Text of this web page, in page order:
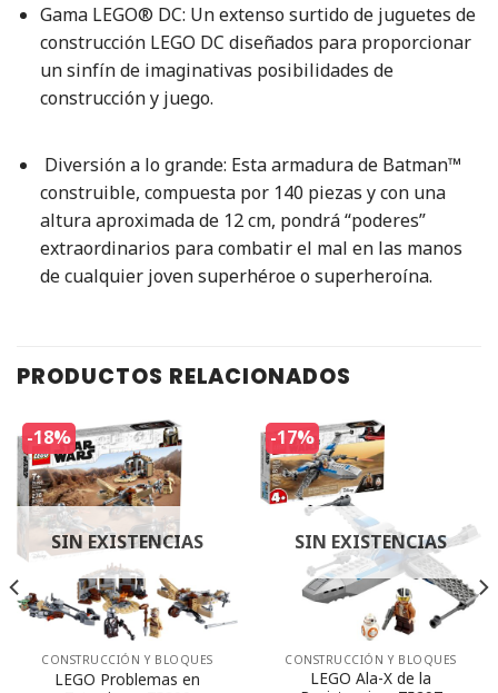
Gama LEGO® DC: Un extenso surtido de juguetes de
construcción LEGO DC diseñados para proporcionar
un sinfín de imaginativas posibilidades de
construcción y juego.
Diversión a lo grande: Esta armadura de Batman™
construible, compuesta por 140 piezas y con una
altura aproximada de 12 cm, pondrá “poderes”
extraordinarios para combatir el mal en las manos
de cualquier joven superhéroe o superheroína.
PRODUCTOS RELACIONADOS
-18%
SIN EXISTENCIAS
CONSTRUCCIÓN Y BLOQUES
LEGO Problemas en
-17%
SIN EXISTENCIAS
CONSTRUCCIÓN Y BLOQUES
LEGO Ala-X de la